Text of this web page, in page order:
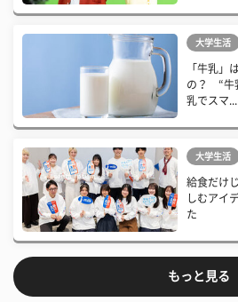
大学生活
「牛乳」
の？ “牛
乳でスマ...
大学生活
給食だけ
しむアイ
た
もっと見る